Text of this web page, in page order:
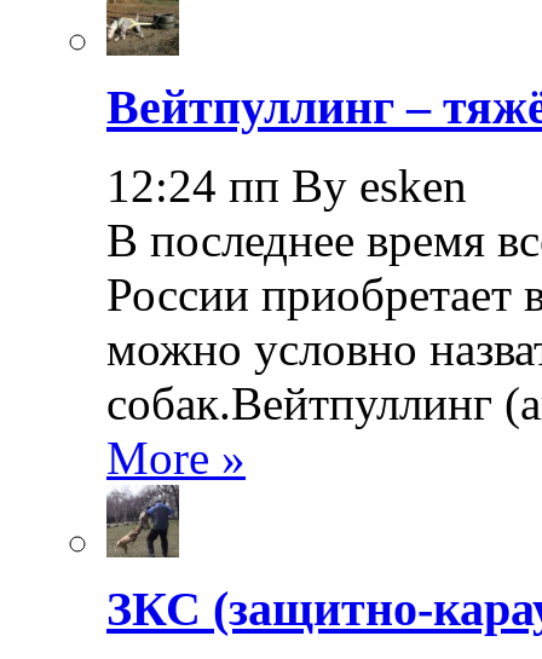
Вейтпуллинг –
12:24 пп By esken
В последнее время
России приобретает
можно условно
собак.Вейтпуллинг
More »
ЗКС (защитно-